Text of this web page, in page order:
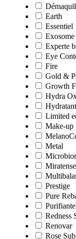
Earth
Essentiel
Experte
Eye
Fire
Gold &
Growth
Hydra
Limited
Make-up
Metal
Miratense
Prestige
Pure
Purifiante
Redness
Renovar
Rose